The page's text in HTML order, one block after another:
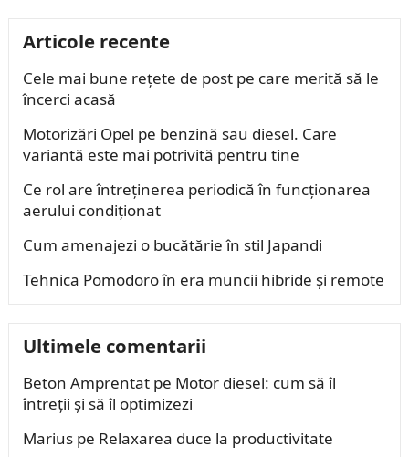
Articole recente
Cele mai bune rețete de post pe care merită să le
încerci acasă
Motorizări Opel pe benzină sau diesel. Care
variantă este mai potrivită pentru tine
Ce rol are întreținerea periodică în funcționarea
aerului condiționat
Cum amenajezi o bucătărie în stil Japandi
Tehnica Pomodoro în era muncii hibride și remote
Ultimele comentarii
Beton Amprentatpe Motor diesel: cum să îl
întreții și să îl optimizezi
Mariuspe Relaxarea duce la productivitate